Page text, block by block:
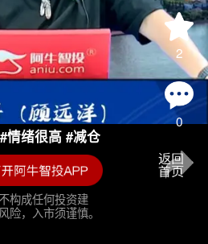
2
0
情绪很高 #减仓
构成任何投资建
险，入市须谨慎。